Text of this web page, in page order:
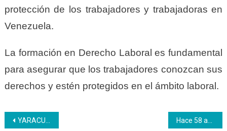
protección de los trabajadores y trabajadoras en
Venezuela.
La formación en Derecho Laboral es fundamental
para asegurar que los trabajadores conozcan sus
derechos y estén protegidos en el ámbito laboral.
Navegación
YARACUY | Con diversas actividades se celebra la semana del Aprendiz Inces